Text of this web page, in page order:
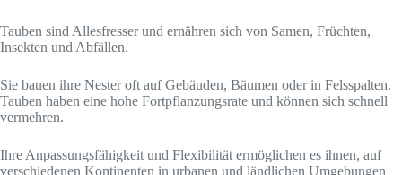
Tauben sind Allesfresser und ernähren sich von Samen, Früchten,
Insekten und Abfällen.
Sie bauen ihre Nester oft auf Gebäuden, Bäumen oder in Felsspalten.
Tauben haben eine hohe Fortpflanzungsrate und können sich schnell
vermehren.
Ihre Anpassungsfähigkeit und Flexibilität ermöglichen es ihnen, auf
verschiedenen Kontinenten in urbanen und ländlichen Umgebungen